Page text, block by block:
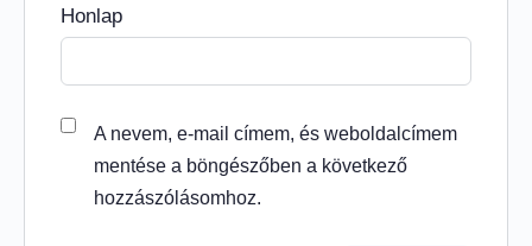
Honlap
A nevem, e-mail címem, és weboldalcímem
mentése a böngészőben a következő
hozzászólásomhoz.